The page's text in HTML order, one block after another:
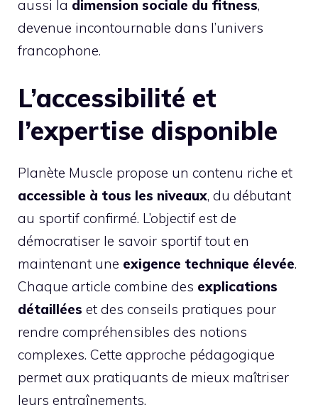
aussi la dimension sociale du fitness,
devenue incontournable dans l’univers
francophone.
L’accessibilité et
l’expertise disponible
Planète Muscle propose un contenu riche et
accessible à tous les niveaux, du débutant
au sportif confirmé. L’objectif est de
démocratiser le savoir sportif tout en
maintenant une exigence technique élevée.
Chaque article combine des explications
détaillées et des conseils pratiques pour
rendre compréhensibles des notions
complexes. Cette approche pédagogique
permet aux pratiquants de mieux maîtriser
leurs entraînements.